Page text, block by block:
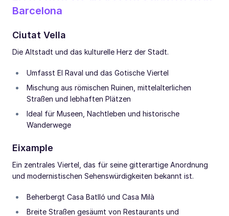
Barcelona
Ciutat Vella
Die Altstadt und das kulturelle Herz der Stadt.
Umfasst El Raval und das Gotische Viertel
Mischung aus römischen Ruinen, mittelalterlichen
Straßen und lebhaften Plätzen
Ideal für Museen, Nachtleben und historische
Wanderwege
Eixample
Ein zentrales Viertel, das für seine gitterartige Anordnung
und modernistischen Sehenswürdigkeiten bekannt ist.
Beherbergt Casa Batlló und Casa Milà
Breite Straßen gesäumt von Restaurants und